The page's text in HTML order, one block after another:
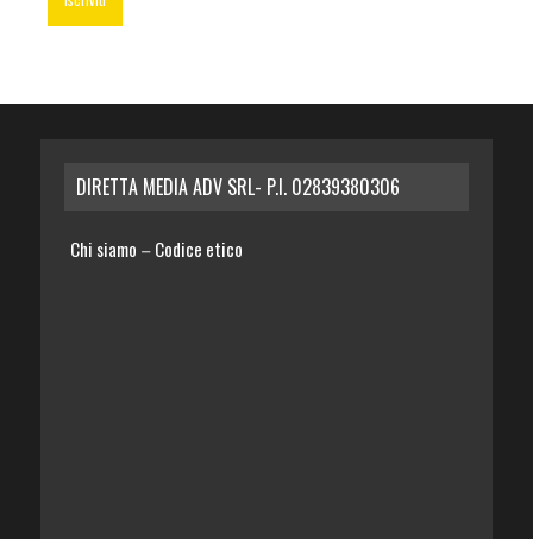
DIRETTA MEDIA ADV SRL- P.I. 02839380306
Chi siamo – Codice etico